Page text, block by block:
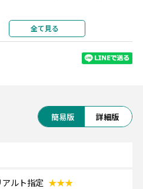
・設備、厳選された機内食、
エンターテインメントをお楽しみ
の事情により予告なく変更となる
ナ/Barcelona》━━・・
築などの世界遺産が集まる街とし
ァミリアやグエル邸、カサミラ
全て見る
簡易版 詳細版
アルト指定 ★★★